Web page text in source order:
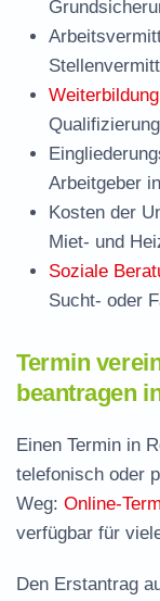
Weiterbildung
Arbeitgeber
Kosten der
Miet- und
Soziale
Sucht- oder
Termin
beantragen
Einen Termin in
telefonisch oder
Weg: Online-
verfügbar für
Den Erstantrag